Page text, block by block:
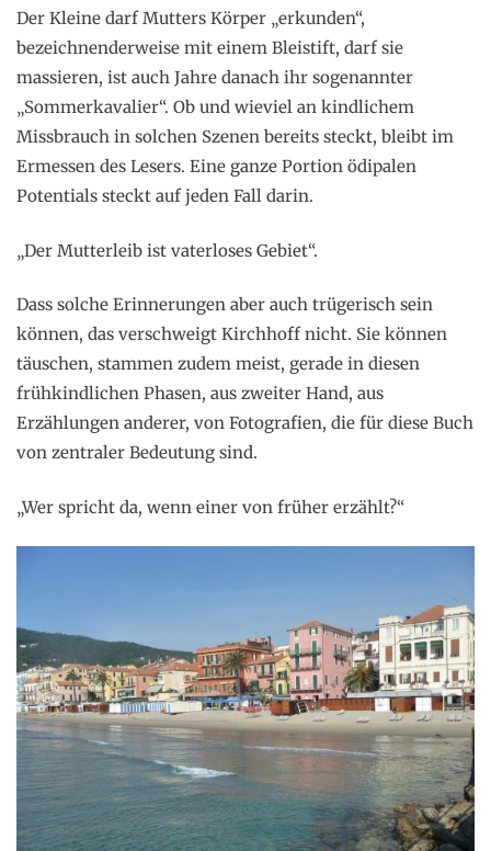
Der Kleine darf Mutters Körper „erkunden“,
bezeichnenderweise mit einem Bleistift, darf sie
massieren, ist auch Jahre danach ihr sogenannter
„Sommerkavalier“. Ob und wieviel an kindlichem
Missbrauch in solchen Szenen bereits steckt, bleibt im
Ermessen des Lesers. Eine ganze Portion ödipalen
Potentials steckt auf jeden Fall darin.
„Der Mutterleib ist vaterloses Gebiet“.
Dass solche Erinnerungen aber auch trügerisch sein
können, das verschweigt Kirchhoff nicht. Sie können
täuschen, stammen zudem meist, gerade in diesen
frühkindlichen Phasen, aus zweiter Hand, aus
Erzählungen anderer, von Fotografien, die für diese Buch
von zentraler Bedeutung sind.
„Wer spricht da, wenn einer von früher erzählt?“